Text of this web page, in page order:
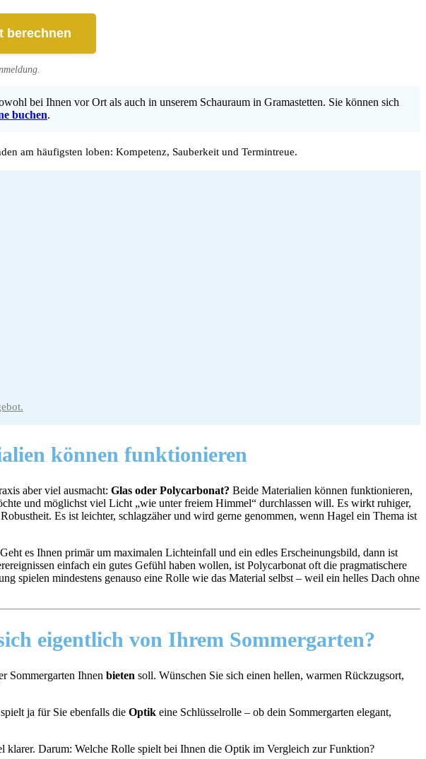
berechnen
bei Ihnen vor Ort als auch in unserem Schauraum in Gramastetten. Sie können sich
buchen.
am häufigsten loben: Kompetenz, Sauberkeit und Termintreue.
können funktionieren
aber viel ausmacht: Glas oder Polycarbonat? Beide Materialien können funktionieren,
und möglichst viel Licht „wie unter freiem Himmel“ durchlassen will. Es wirkt ruhiger,
Es ist leichter, schlagzäher und wird gerne genommen, wenn Hagel ein Thema ist
es Ihnen primär um maximalen Lichteinfall und ein edles Erscheinungsbild, dann ist
einfach ein gutes Gefühl haben wollen, ist Polycarbonat oft die pragmatischere
spielen mindestens genauso eine Rolle wie das Material selbst – weil ein helles Dach ohne
eigentlich von Ihrem Sommergarten?
Sommergarten Ihnen bieten soll. Wünschen Sie sich einen hellen, warmen Rückzugsort,
ja für Sie ebenfalls die Optik eine Schlüsselrolle – ob dein Sommergarten elegant,
Darum: Welche Rolle spielt bei Ihnen die Optik im Vergleich zur Funktion?